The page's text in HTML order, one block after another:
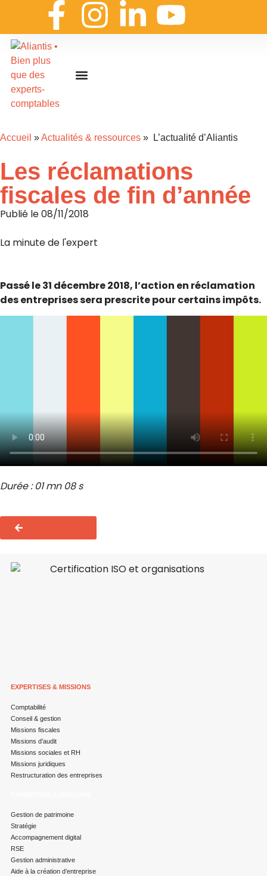
Accueil »Actualités & ressources » L’actualité d’Aliantis
Les réclamations
fiscales de fin d’année
Publié le08/11/2018
La minute de l'expert
Passé le 31 décembre 2018, l’action en réclamation
des entreprises sera prescrite pour certains impôts.
Durée : 01 mn 08 s
EXPERTISES & MISSIONS
Comptabilité
Conseil & gestion
Missions fiscales
Missions d’audit
Missions sociales et RH
Missions juridiques
Restructuration des entreprises
Gestion de patrimoine
Stratégie
Accompagnement digital
RSE
Gestion administrative
Aide à la création d’entreprise